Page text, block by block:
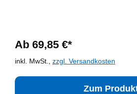
Ab 69,85 €*
inkl. MwSt., zzgl. Versandkosten
Zum